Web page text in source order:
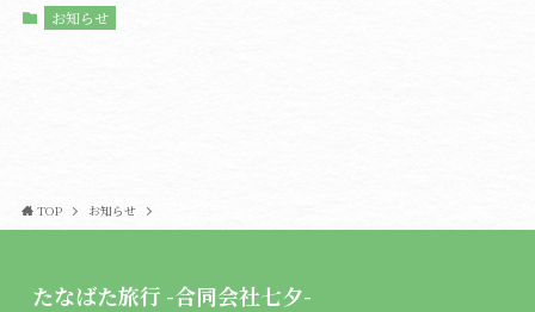
お知らせ
TOP お知らせ
たなばた旅行 -合同会社七夕-